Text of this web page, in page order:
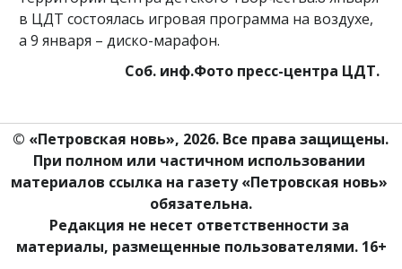
в ЦДТ состоялась игровая программа на воздухе,
а 9 января – диско-марафон.
Соб. инф.Фото пресс-центра ЦДТ.
© «Петровская новь», 2026. Все права защищены.
При полном или частичном использовании
материалов ссылка на газету «Петровская новь»
обязательна.
Редакция не несет ответственности за
материалы, размещенные пользователями. 16+